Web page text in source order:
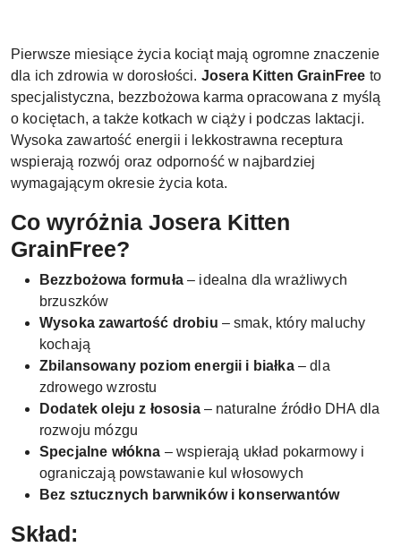
Pierwsze miesiące życia kociąt mają ogromne znaczenie
dla ich zdrowia w dorosłości. Josera Kitten GrainFree to
specjalistyczna, bezzbożowa karma opracowana z myślą
o kociętach, a także kotkach w ciąży i podczas laktacji.
Wysoka zawartość energii i lekkostrawna receptura
wspierają rozwój oraz odporność w najbardziej
wymagającym okresie życia kota.
Co wyróżnia Josera Kitten
GrainFree?
Bezzbożowa formuła– idealna dla wrażliwych
brzuszków
Wysoka zawartość drobiu – smak, który maluchy
kochają
Zbilansowany poziom energii i białka– dla
zdrowego wzrostu
Dodatek oleju z łososia– naturalne źródło DHA dla
rozwoju mózgu
Specjalne włókna – wspierają układ pokarmowy i
ograniczają powstawanie kul włosowych
Bez sztucznych barwników i konserwantów
Skład: